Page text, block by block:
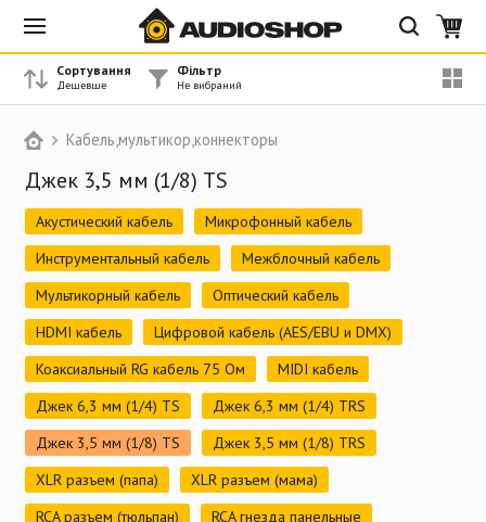
Кабель,мультикор,коннекторы
Джек 3,5 мм (1/8) TS
Акустический кабель
Микрофонный кабель
Инструментальный кабель
Межблочный кабель
Мультикорный кабель
Оптический кабель
HDMI кабель
Цифровой кабель (AES/EBU и DMX)
Коаксиальный RG кабель 75 Ом
MIDI кабель
Джек 6,3 мм (1/4) TS
Джек 6,3 мм (1/4) TRS
Джек 3,5 мм (1/8) TS
Джек 3,5 мм (1/8) TRS
XLR разъем (папа)
XLR разъем (мама)
RCA разъем (тюльпан)
RCA гнезда панельные
Сортування Фільтр